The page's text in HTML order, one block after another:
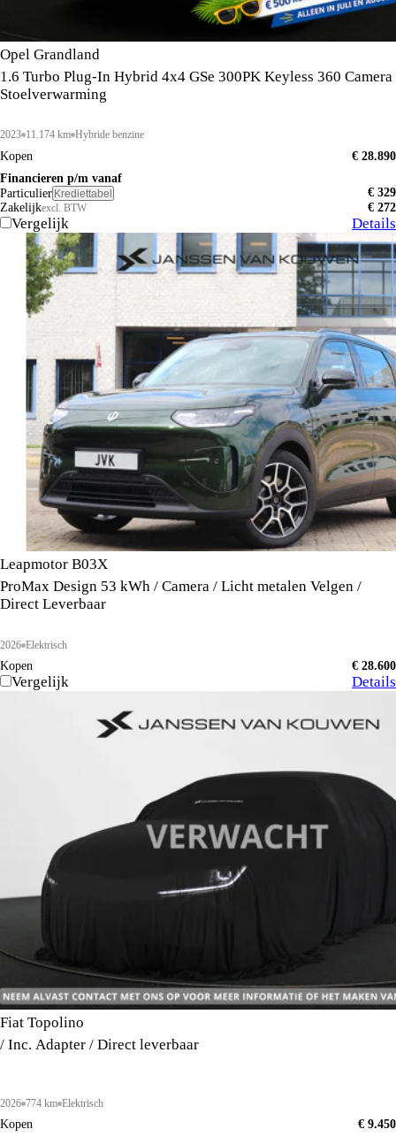
Opel Grandland
1.6 Turbo Plug-In Hybrid 4x4 GSe 300PK Keyless 360 Camera
Stoelverwarming
2023 11.174 km Hybride benzine
Kopen
€ 28.890
Financieren p/m vanaf
Particulier Krediettabel
€ 329
Zakelijkexcl. BTW € 272
Vergelijk Details
Leapmotor B03X
ProMax Design 53 kWh / Camera / Licht metalen Velgen /
Direct Leverbaar
2026 Elektrisch
Kopen € 28.600
Vergelijk Details
Fiat Topolino
/ Inc. Adapter / Direct leverbaar
2026 774 km Elektrisch
Kopen
€ 9.450